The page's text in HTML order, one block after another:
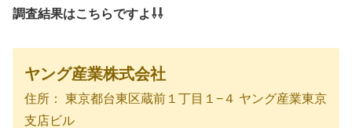
調査結果はこちらですよ⇩⇩
ヤング産業株式会社
住所： 東京都台東区蔵前１丁目１−４ ヤング産業東京
支店ビル